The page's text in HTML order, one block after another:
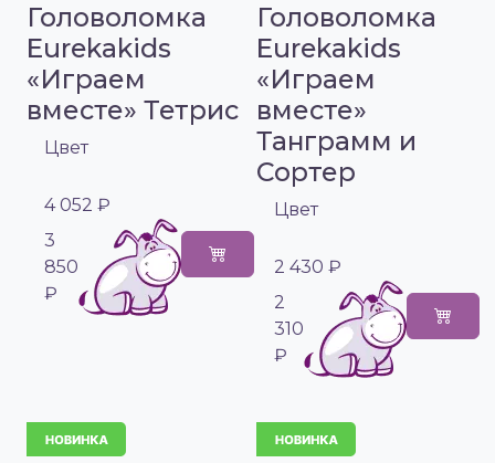
Головоломка
Eurekakids
«Играем
вместе» Тетрис
Цвет
4 052 ₽
3
850
₽
Головоломка
Eurekakids
«Играем
вместе»
Танграмм и
Сортер
Цвет
2 430 ₽
2
310
₽